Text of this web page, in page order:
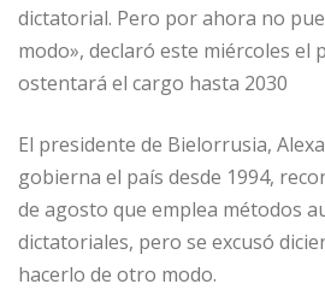
dictatorial. Pero por ahora no
modo», declaró este miércoles el
ostentará el cargo hasta 2030
El presidente de Bielorrusia,
gobierna el país desde 1994,
de agosto que emplea métodos
dictatoriales, pero se excusó
hacerlo de otro modo.